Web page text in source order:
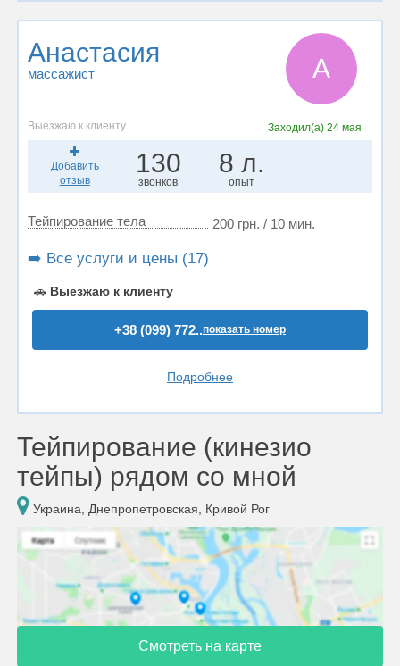
Анастасия
массажист А
Выезжаю к клиенту Заходил(а)24 мая
Добавить
отзыв
130
звонков
8 л.
опыт
Тейпирование тела 200 грн. / 10 мин.
➡️ Все услуги и цены (17)
🚗 Выезжаю к клиенту
+38 (099) 772..показать номер
Подробнее
Тейпирование (кинезио
тейпы) рядом со мной
Украина, Днепропетровская, Кривой Рог
Смотреть на карте